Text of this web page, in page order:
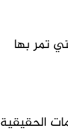
تمر بها
الحقيقية